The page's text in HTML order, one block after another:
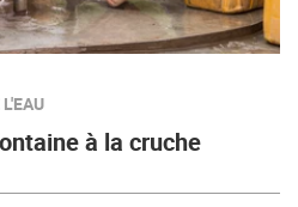
à la cruche